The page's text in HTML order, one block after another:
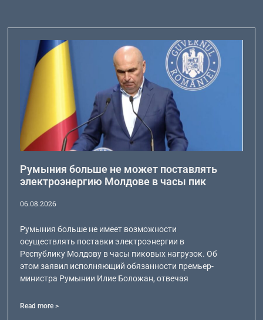
Румыния больше не может поставлять
электроэнергию Молдове в часы пик
06.08.2026
Румыния больше не имеет возможности
осуществлять поставки электроэнергии в
Республику Молдову в часы пиковых нагрузок. Об
этом заявил исполняющий обязанности премьер-
министра Румынии Илие Боложан, отвечая
Read more >